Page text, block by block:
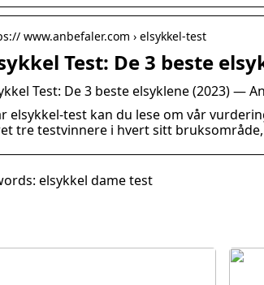
www.anbefaler.com › elsykkel-test
Test: De 3 beste
Test: De 3 beste elsyklene (2023) —
elsykkel-test kan du lese om vår
tre testvinnere i hvert sitt
elsykkel dame test